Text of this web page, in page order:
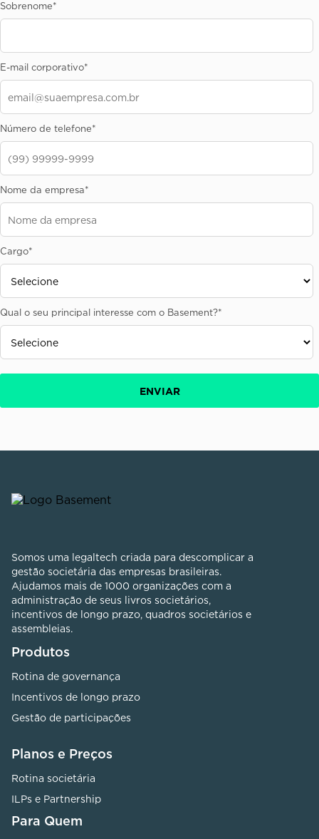
Sobrenome*
E-mail corporativo*
Número de telefone*
Nome da empresa*
Cargo*
Qual o seu principal interesse com o Basement?*
Somos uma legaltech criada para descomplicar a
gestão societária das empresas brasileiras.
Ajudamos mais de 1000 organizações com a
administração de seus livros societários,
incentivos de longo prazo, quadros societários e
assembleias.
Produtos
Rotina de governança
Incentivos de longo prazo
Gestão de participações
Planos e Preços
Rotina societária
ILPs e Partnership
Para Quem